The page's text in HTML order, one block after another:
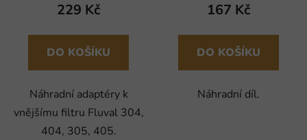
229 Kč
DO KOŠÍKU
Náhradní adaptéry k
vnějšímu filtru Fluval 304,
404, 305, 405.
167 Kč
DO KOŠÍKU
Náhradní díl.